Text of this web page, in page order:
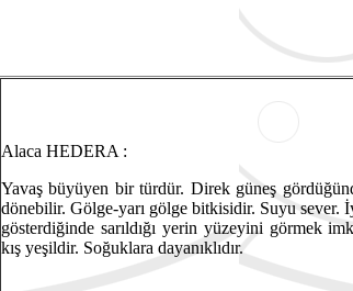
Alaca HEDERA :
Yavaş büyüyen bir türdür. Direk güneş
dönebilir. Gölge-yarı gölge bitkisidir. Suyu sever.
gösterdiğinde sarıldığı yerin yüzeyini görmek
kış yeşildir. Soğuklara dayanıklıdır.